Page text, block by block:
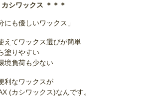
シワックス ＊＊＊
にも優しいワックス」
えてワックス選びが簡単
塗りやすい
境負荷も少ない
利なワックスが
(カシワックス)なんです。